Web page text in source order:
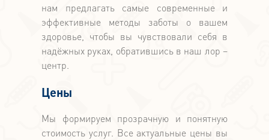
нам предлагать самые современные и
эффективные методы заботы о вашем
здоровье, чтобы вы чувствовали себя в
надёжных руках, обратившись в наш лор –
центр.
Цены
Мы формируем прозрачную и понятную
стоимость услуг. Все актуальные цены вы